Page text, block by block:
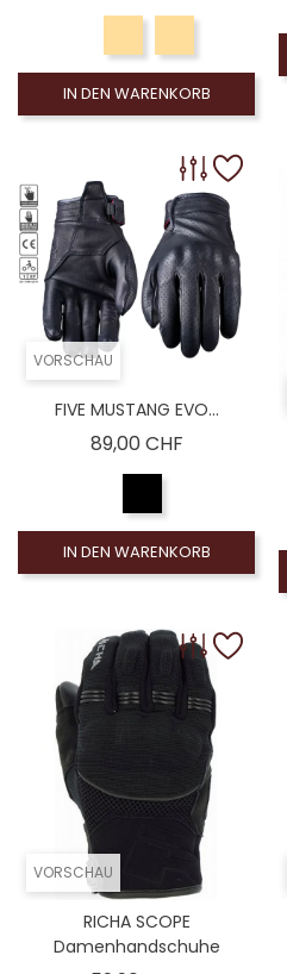
IN DEN WARENKORB
VORSCHAU
FIVE MUSTANG EVO...
89,00 CHFPreis
IN DEN WARENKORB
VORSCHAU
RICHA SCOPE
Damenhandschuhe